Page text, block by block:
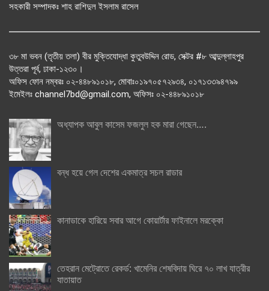
সহকারী সম্পাদকঃ শাহ রাশিদুল ইসলাম রাসেল
৩৮ মা ভবন (তৃতীয় তলা) বীর মুক্তিযোদ্ধা কুতুবউদ্দিন রোড, সেক্টর #৮ আব্দুল্লাহপুর
উত্তরা পূর্ব, ঢাকা-১২৩০।
অফিস ফোন নম্বরঃ ০২-৪৪৮৯১০১৮, মোবাঃ০১৯৭০৫৭২৯৩৪, ০১৭১৩৩৯৪৭৯৯
ইমেইলঃ channel7bd@gmail.com, অফিসঃ ০২-৪৪৮৯১০১৮
অধ্যাপক আবুল কাসেম ফজলুল হক মারা গেছেন….
বন্ধ হয়ে গেল দেশের একমাত্র সচল রাডার
কানাডাকে হারিয়ে সবার আগে কোয়ার্টার ফাইনালে মরক্কো
তেহরান মেট্রোতে রেকর্ড: খামেনির শেষবিদায় ঘিরে ৭০ লাখ যাত্রীর
যাতায়াত